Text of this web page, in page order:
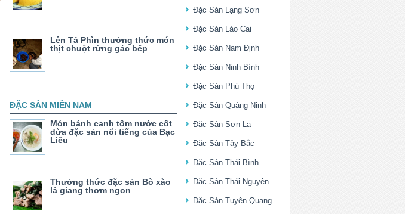
Lên Tả Phìn thưởng thức món
thịt chuột rừng gác bếp
ĐẶC SẢN MIỀN NAM
Món bánh canh tôm nước cốt
dừa đặc sản nổi tiếng của Bạc
Liêu
Thưởng thức đặc sản Bò xào
lá giang thơm ngon
Đặc Sản Lạng Sơn
Đặc Sản Lào Cai
Đặc Sản Nam Định
Đặc Sản Ninh Bình
Đặc Sản Phú Thọ
Đặc Sản Quảng Ninh
Đặc Sản Sơn La
Đặc Sản Tây Bắc
Đặc Sản Thái Bình
Đặc Sản Thái Nguyên
Đặc Sản Tuyên Quang